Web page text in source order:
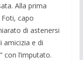
Alla prima
capo
di astenersi
amicizia e di
con l’imputato.